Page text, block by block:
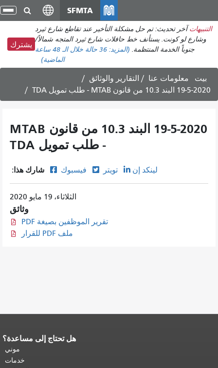
انتقل
إلى
المحتوى
الرئيسي
SFMTA
التنبيهات آخر تحديث: تم حل مشكلة التأخير عند تقاطع شارع ثيرد
وشارع لو كونت. يستأنف خط حافلات شارع ثيرد المتجه شمالاً/
جنوباً الخدمة المنتظمة. (المزيد: 36 حالة
خلال الـ 48 ساعة
الماضية)
يشترك
بيت معلومات عنا
التقارير والوثائق
19-5-2020 البند 10.3 من قانون MTAB - طلب تمويل TDA
19-5-2020 البند 10.3 من قانون MTAB
- طلب تمويل TDA
شارك هذا: فيسبوك تويتر لينكد إن
الثلاثاء، 19 مايو 2020
وثائق
تقرير الموظفين بصيغة PDF
ملف PDF للقرار
هل تحتاج إلى مساعدة؟
موني
خدمات